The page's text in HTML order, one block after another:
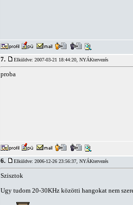
7. Elküldve: 2007-03-21 18:44:20, NYÁKtervezés
proba
6. Elküldve: 2006-12-26 23:56:37, NYÁKtervezés
Szisztok
Ugy tudom 20-30KHz közötti hangokat nem